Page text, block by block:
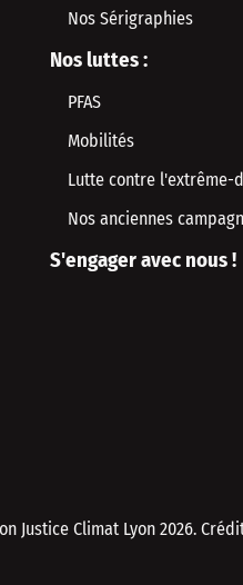
Nos Sérigraphies
Nos luttes :
PFAS
Mobilités
Lutte contre l'extrême-
Nos anciennes
S'engager avec nous !
Justice Climat Lyon 2026.